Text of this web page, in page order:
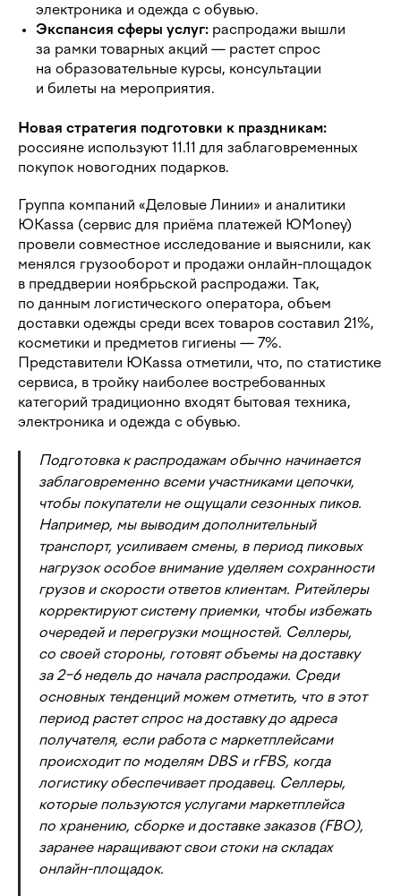
электроника и одежда с обувью.
Экспансия сферы услуг: распродажи вышли
за рамки товарных акций — растет спрос
на образовательные курсы, консультации
и билеты на мероприятия.
Новая стратегия подготовки к праздникам:
россияне используют 11.11 для заблаговременных
покупок новогодних подарков.
Группа компаний «Деловые Линии» и аналитики
ЮKassa (сервис для приёма платежей ЮMoney)
провели совместное исследование и выяснили, как
менялся грузооборот и продажи онлайн-площадок
в преддверии ноябрьской распродажи. Так,
по данным логистического оператора, объем
доставки одежды среди всех товаров составил 21%,
косметики и предметов гигиены — 7%.
Представители ЮKassa отметили, что, по статистике
сервиса, в тройку наиболее востребованных
категорий традиционно входят бытовая техника,
электроника и одежда с обувью.
Подготовка к распродажам обычно начинается
заблаговременно всеми участниками цепочки,
чтобы покупатели не ощущали сезонных пиков.
Например, мы выводим дополнительный
транспорт, усиливаем смены, в период пиковых
нагрузок особое внимание уделяем сохранности
грузов и скорости ответов клиентам. Ритейлеры
корректируют систему приемки, чтобы избежать
очередей и перегрузки мощностей. Селлеры,
со своей стороны, готовят объемы на доставку
за 2−6 недель до начала распродажи. Среди
основных тенденций можем отметить, что в этот
период растет спрос на доставку до адреса
получателя, если работа с маркетплейсами
происходит по моделям DBS и rFBS, когда
логистику обеспечивает продавец. Селлеры,
которые пользуются услугами маркетплейса
по хранению, сборке и доставке заказов (FBO),
заранее наращивают свои стоки на складах
онлайн-площадок.